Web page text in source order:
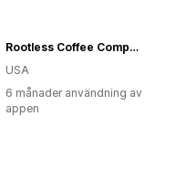
Rootless Coffee Company
USA
6 månader användning av
appen